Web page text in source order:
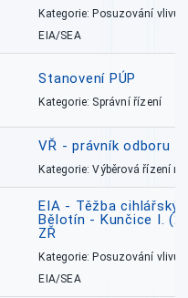
Kategorie: Posuzování vlivů
EIA/SEA
Stanovení PÚP
Kategorie: Správní řízení
VŘ - právník odboru
Kategorie: Výběrová řízení
EIA - Těžba
Bělotín - Kunčice I.
ZŘ
Kategorie: Posuzování vlivů
EIA/SEA